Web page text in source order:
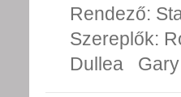
Rendező:
Szereplők:
Dullea